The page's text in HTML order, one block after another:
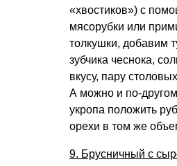
«хвостиков») с
мясорубки или
толкушки, добавим
зубчика чеснока,
вкусу, пару
А можно и по-
укропа положить
орехи в том же
9. Брусничный с